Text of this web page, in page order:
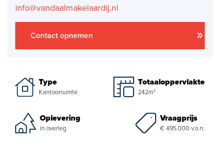
Projectadvies
Energielabel
Ons Team
Over Van Daal
Klantbeoordelingen
info@vandaalmakelaardij.nl
Contact opnemen
Type
Kantoorruimte
Totaaloppervlakte
242m²
Oplevering
in overleg
Vraagprijs
€ 495.000 v.o.n.